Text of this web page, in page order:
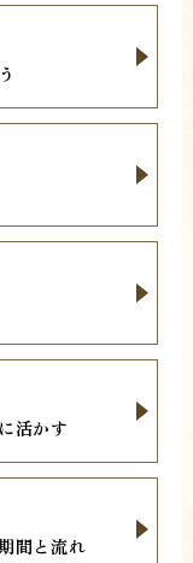
活かす
間と流れ